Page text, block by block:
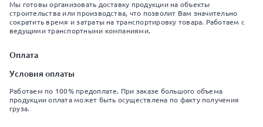
Мы готовы организовать доставку продукции на объекты
строительства или производства, что позволит Вам значительно
сократить время и затраты на транспортировку товара. Работаем с
ведущими транспортными компаниями.
Оплата
Условия оплаты
Работаем по 100% предоплате. При заказе большого объема
продукции оплата может быть осуществлена по факту получения
груза.